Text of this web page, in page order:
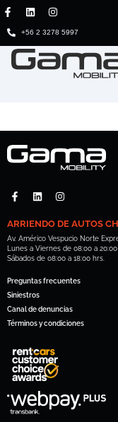
+56 2 3278 5997
ARRIENDO DE AUTOS
Av. Américo Vespucio Norte
Lunes a Viernes de 08:00 a
Sábados de 08:00 a 18:00 hrs.
Preguntas frecuentes
Siniestros
Canal de denuncias
Términos y condiciones